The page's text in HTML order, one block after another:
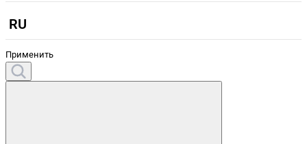
RU
Применить